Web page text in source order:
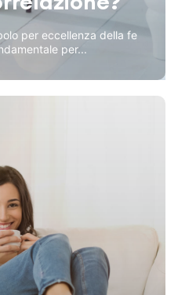
per eccellenza della fe
per...